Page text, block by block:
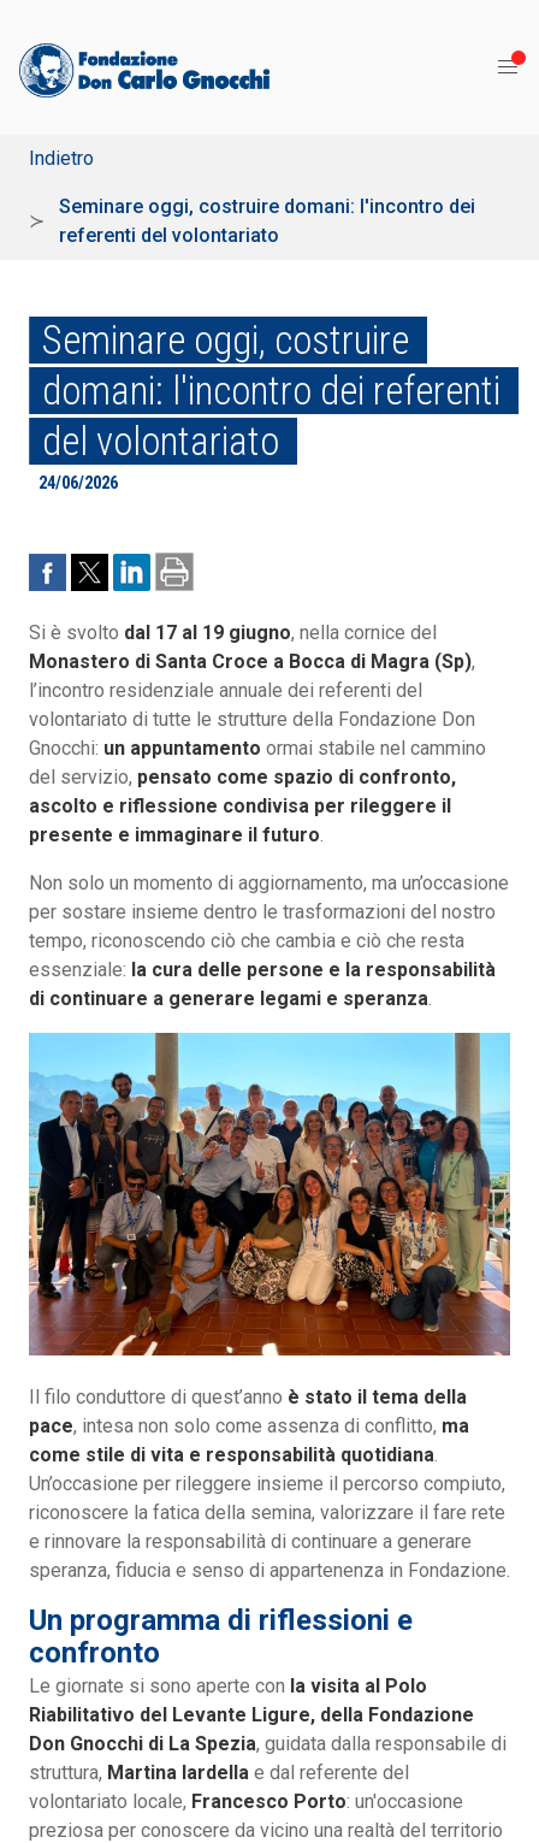
Indietro
Seminare oggi, costruire domani: l'incontro dei
referenti del volontariato
Seminare oggi, costruire
domani: l'incontro dei referenti
del volontariato
24/06/2026
Si è svolto dal 17 al 19 giugno, nella cornice del
Monastero di Santa Croce a Bocca di Magra (Sp),
l’incontro residenziale annuale dei referenti del
volontariato di tutte le strutture della Fondazione Don
Gnocchi: un appuntamento ormai stabile nel cammino
del servizio, pensato come spazio di confronto,
ascolto e riflessione condivisa per rileggere il
presente e immaginare il futuro.
Non solo un momento di aggiornamento, ma un’occasione
per sostare insieme dentro le trasformazioni del nostro
tempo, riconoscendo ciò che cambia e ciò che resta
essenziale: la cura delle persone e la responsabilità
di continuare a generare legami e speranza.
Il filo conduttore di quest’anno è stato il tema della
pace, intesa non solo come assenza di conflitto, ma
come stile di vita e responsabilità quotidiana.
Un’occasione per rileggere insieme il percorso compiuto,
riconoscere la fatica della semina, valorizzare il fare rete
e rinnovare la responsabilità di continuare a generare
speranza, fiducia e senso di appartenenza in Fondazione.
Un programma di riflessioni e
confronto
Le giornate si sono aperte con la visita al Polo
Riabilitativo del Levante Ligure, della Fondazione
Don Gnocchi di La Spezia, guidata dalla responsabile di
struttura, Martina Iardella e dal referente del
volontariato locale, Francesco Porto: un'occasione
preziosa per conoscere da vicino una realtà del territorio